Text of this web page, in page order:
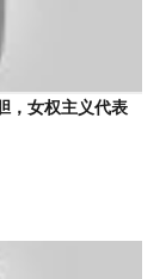
，女权主义代表